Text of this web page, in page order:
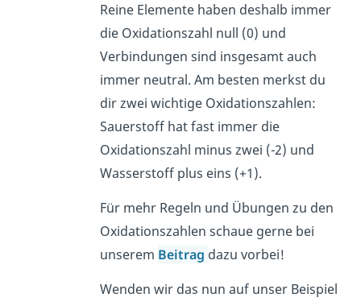
Reine Elemente haben deshalb immer
die Oxidationszahl null (0) und
Verbindungen sind insgesamt auch
immer neutral. Am besten merkst du
dir zwei wichtige Oxidationszahlen:
Sauerstoff hat fast immer die
Oxidationszahl minus zwei (-2) und
Wasserstoff plus eins (+1).
Für mehr Regeln und Übungen zu den
Oxidationszahlen schaue gerne bei
unserem Beitrag dazu vorbei!
Wenden wir das nun auf unser Beispiel